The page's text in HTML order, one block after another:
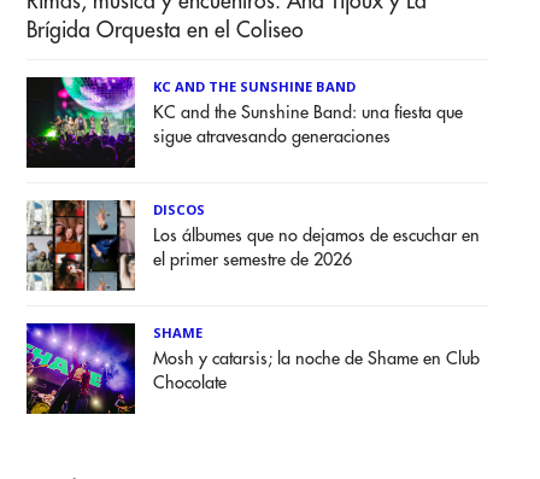
Brígida Orquesta en el Coliseo
KC AND THE SUNSHINE BAND
KC and the Sunshine Band: una fiesta que
sigue atravesando generaciones
DISCOS
Los álbumes que no dejamos de escuchar en
el primer semestre de 2026
SHAME
Mosh y catarsis; la noche de Shame en Club
Chocolate